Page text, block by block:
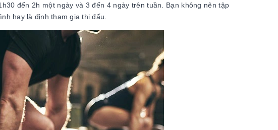
đến 2h một ngày và 3 đến 4 ngày trên tuần. Bạn không nên tập
hay là định tham gia thi đấu.